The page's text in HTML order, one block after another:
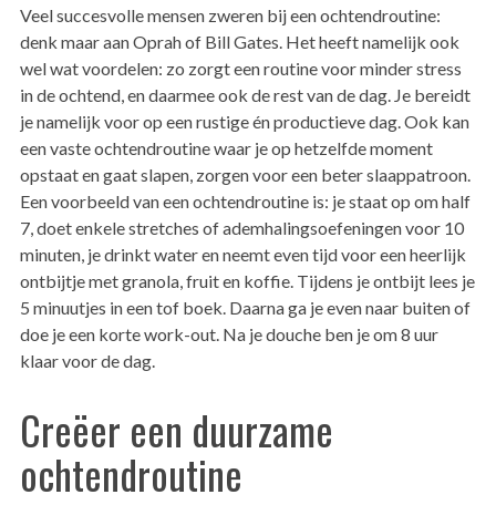
Veel succesvolle mensen zweren bij een ochtendroutine:
denk maar aan Oprah of Bill Gates. Het heeft namelijk ook
wel wat voordelen: zo zorgt een routine voor minder stress
in de ochtend, en daarmee ook de rest van de dag. Je bereidt
je namelijk voor op een rustige én productieve dag. Ook kan
een vaste ochtendroutine waar je op hetzelfde moment
opstaat en gaat slapen, zorgen voor een beter slaappatroon.
Een voorbeeld van een ochtendroutine is: je staat op om half
7, doet enkele stretches of ademhalingsoefeningen voor 10
minuten, je drinkt water en neemt even tijd voor een heerlijk
ontbijtje met granola, fruit en koffie. Tijdens je ontbijt lees je
5 minuutjes in een tof boek. Daarna ga je even naar buiten of
doe je een korte work-out. Na je douche ben je om 8 uur
klaar voor de dag.
Creëer een duurzame
ochtendroutine